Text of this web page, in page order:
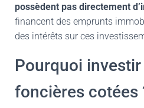
possèdent pas directement
financent des emprunts
des intérêts sur ces
Pourquoi
foncières cotées